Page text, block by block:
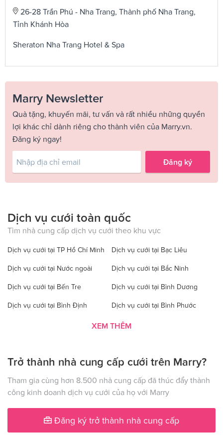
26-28 Trần Phú - Nha Trang, Thành phố Nha Trang,
Tỉnh Khánh Hòa
Sheraton Nha Trang Hotel & Spa
Marry Newsletter
Quà tặng, khuyến mãi, tư vấn và rất nhiều những quyền
lợi khác chỉ dành riêng cho thành viên của Marry.vn.
Đăng ký ngay!
Đăng ký
Dịch vụ cưới toàn quốc
Tìm nhà cung cấp dịch vụ cưới theo khu vực
Dịch vụ cưới tại TP Hồ Chí Minh Dịch vụ cưới tại Bạc Liêu
Dịch vụ cưới tại Nước ngoài Dịch vụ cưới tại Bắc Ninh
Dịch vụ cưới tại Bến Tre Dịch vụ cưới tại Bình Dương
Dịch vụ cưới tại Bình Định Dịch vụ cưới tại Bình Phước
Dịch vụ cưới tại Bình Thuận Dịch vụ cưới tại Cà Mau
Dịch vụ cưới tại Hà Nội Dịch vụ cưới tại Đăk Nông
Dịch vụ cưới tại Điện Biên Dịch vụ cưới tại Đồng Nai
Dịch vụ cưới tại Đồng Tháp Dịch vụ cưới tại Gia Lai
Dịch vụ cưới tại Hà Giang Dịch vụ cưới tại Hà Nam
Dịch vụ cưới tại Hà Tây Dịch vụ cưới tại Hà Tĩnh
XEM THÊM
Trở thành nhà cung cấp cưới trên Marry?
Tham gia cùng hơn 8.500 nhà cung cấp đã thúc đẩy thành
công kinh doanh dịch vụ cưới của họ với Marry
Đăng ký trở thành nhà cung cấp